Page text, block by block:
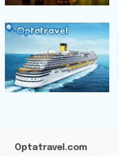
Optatravel.com